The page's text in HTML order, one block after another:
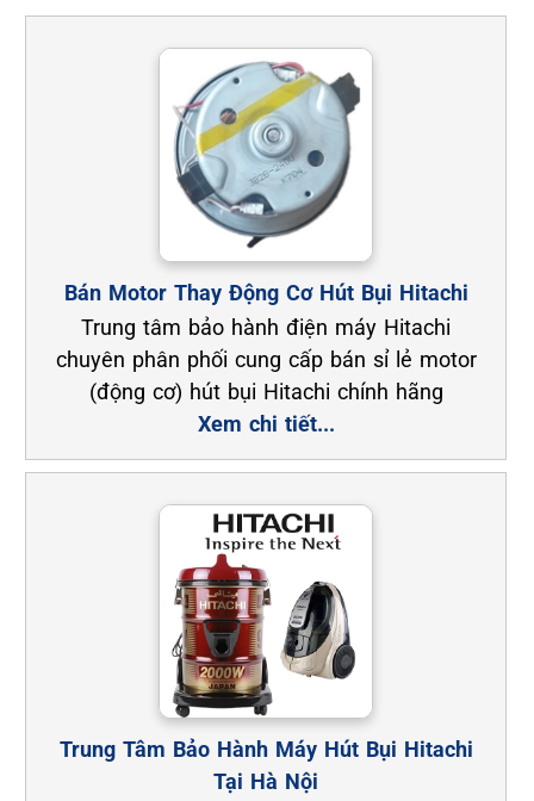
Bán Motor Thay Động Cơ Hút Bụi Hitachi
Trung tâm bảo hành điện máy Hitachi
chuyên phân phối cung cấp bán sỉ lẻ motor
(động cơ) hút bụi Hitachi chính hãng
Xem chi tiết...
Trung Tâm Bảo Hành Máy Hút Bụi Hitachi
Tại Hà Nội